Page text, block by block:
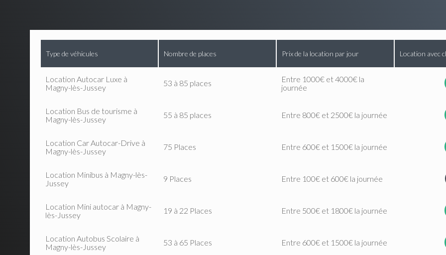
Type de véhicules Nombre de places Prix de la location par jour Location avec
Location Autocar Luxe à
Magny-lès-Jussey
53 à 85 places
Entre 1000€ et 4000€ la
journée
Location Bus de tourisme à
Magny-lès-Jussey
55 à 85 places Entre 800€ et 2500€ la journée
Location Car Autocar-Drive à
Magny-lès-Jussey
75 Places Entre 600€ et 1500€ la journée
Location Minibus à Magny-lès-
Jussey
9 Places Entre 100€ et 600€ la journée
Location Mini autocar à Magny-
lès-Jussey
19 à 22 Places Entre 500€ et 1800€ la journée
Location Autobus Scolaire à
Magny-lès-Jussey
53 à 65 Places Entre 600€ et 1500€ la journée